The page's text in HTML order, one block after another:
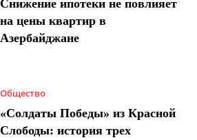
Снижение ипотеки не повлияет
на цены квартир в
Азербайджане
Общество
«Солдаты Победы» из Красной
Слободы: история трех